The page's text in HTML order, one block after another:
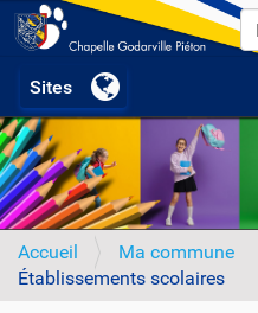
Accueil
Ma commune
Établissements scolaires